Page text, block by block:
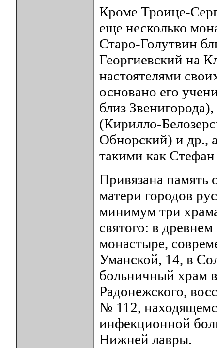
Кроме Троице-
еще несколько
Старо-Голутвин
Георгиевский на
настоятелями
основано его
близ
(Кирилло-
Обнорский) и др.,
такими как
Привязана память
матери городов
минимум три
святого: в
монастыре,
Уманской, 14, в
больничный храм
Радонежского,
№ 112,
инфекционной
Нижней лавры.